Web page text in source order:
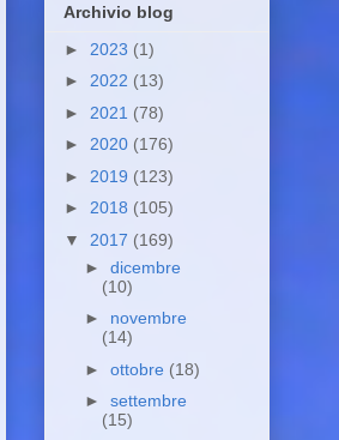
Archivio blog
► 2023 (1)
► 2022 (13)
► 2021 (78)
► 2020 (176)
► 2019 (123)
► 2018 (105)
▼ 2017 (169)
► dicembre
(10)
► novembre
(14)
► ottobre (18)
► settembre
(15)